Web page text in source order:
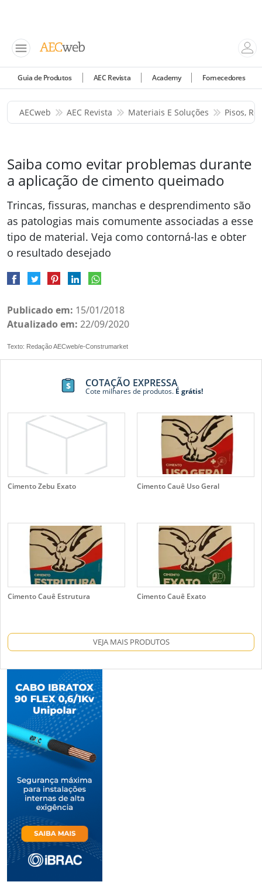
Guia de Produtos AEC Revista Academy Fornecedores
AECweb AEC Revista Materiais E Soluções Pisos,
Saiba como evitar problemas durante
a aplicação de cimento queimado
Trincas, fissuras, manchas e desprendimento são
as patologias mais comumente associadas a esse
tipo de material. Veja como contorná-las e obter
o resultado desejado
Publicado em: 15/01/2018
Atualizado em: 22/09/2020
Texto: Redação AECweb/e-Construmarket
COTAÇÃO EXPRESSA
Cote milhares de produtos.É grátis!
Cimento Zebu Exato Cimento Cauê Uso Geral
Cimento Cauê Estrutura Cimento Cauê Exato
VEJA MAIS PRODUTOS